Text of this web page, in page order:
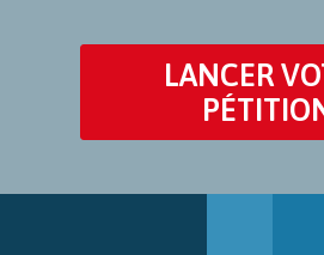
LANCER